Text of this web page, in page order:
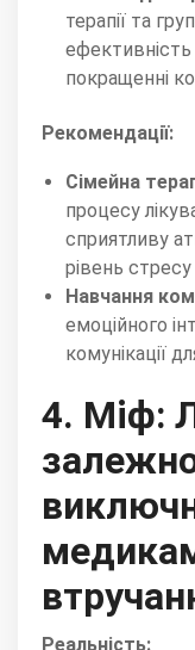
терапії та
ефективність
покращенні
Рекомендації:
Сімейна
процесу
сприятливу
рівень стресу
Навчання
емоційного
комунікації
4. Міф:
Реальність: